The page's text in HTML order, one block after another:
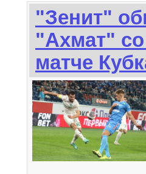
"Зенит"
"Ахмат"
матче